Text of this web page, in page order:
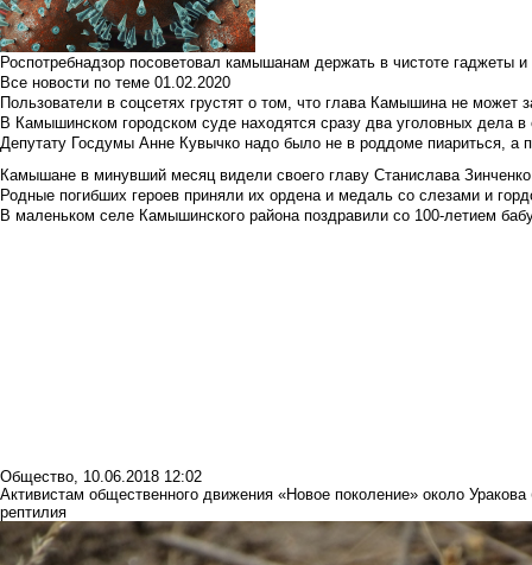
Роспотребнадзор посоветовал камышанам держать в чистоте гаджеты
Все новости по теме 01.02.2020
Пользователи в соцсетях грустят о том, что глава Камышина не может
В Камышинском городском суде находятся сразу два уголовных дела
Депутату Госдумы Анне Кувычко надо было не в роддоме пиариться, а
Камышане в минувший месяц видели своего главу Станислава Зинченко
Родные погибших героев приняли их ордена и медаль со слезами и
В маленьком селе Камышинского района поздравили со 100-летием
Общество, 10.06.2018 12:02
Активистам общественного движения «Новое поколение» около
рептилия